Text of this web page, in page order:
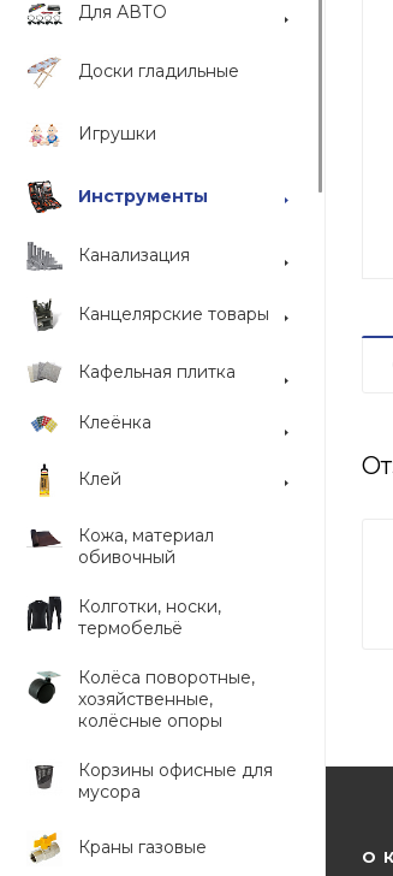
Для АВТО
Доски гладильные
Игрушки
Инструменты
Канализация
Канцелярские товары
Кафельная плитка
Клеёнка
Клей
Кожа, материал
обивочный
Колготки, носки,
термобельё
Колёса поворотные,
хозяйственные,
колёсные опоры
Корзины офисные для
мусора
Краны газовые О